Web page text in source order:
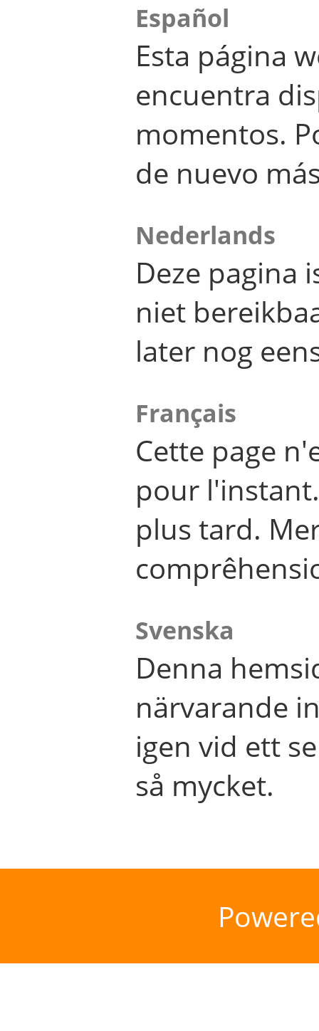
Español
Esta página
encuentra
momentos.
de nuevo
Nederlands
Deze pagina
niet
later nog
Français
Cette page
pour
plus tard.
Svenska
Denna
närvarande
igen vid ett
så mycket.